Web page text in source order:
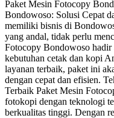
Paket Mesin Fotocopy
Bondowoso: Solusi Cepat
memiliki bisnis di
yang andal, tidak perlu
Fotocopy Bondowoso hadir
kebutuhan cetak dan kopi
layanan terbaik, paket ini
dengan cepat dan efisien.
Terbaik Paket Mesin
fotokopi dengan teknologi
berkualitas tinggi. Dengan